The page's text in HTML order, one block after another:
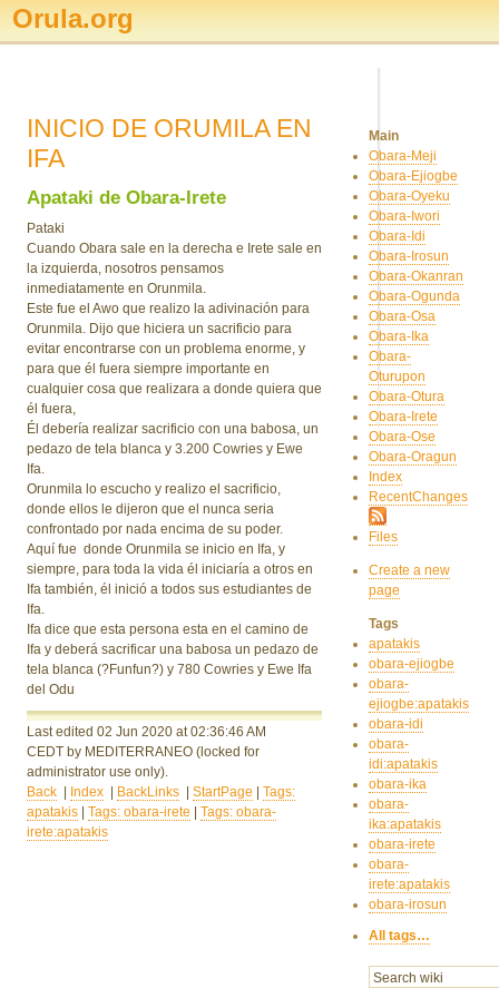
Orula.org
INICIO DE ORUMILA EN
IFA
Apataki de Obara-Irete
Pataki
Cuando Obara sale en la derecha e Irete sale en
la izquierda, nosotros pensamos
inmediatamente en Orunmila.
Este fue el Awo que realizo la adivinación para
Orunmila. Dijo que hiciera un sacrificio para
evitar encontrarse con un problema enorme, y
para que él fuera siempre importante en
cualquier cosa que realizara a donde quiera que
él fuera,
Él debería realizar sacrificio con una babosa, un
pedazo de tela blanca y 3.200 Cowries y Ewe
Ifa.
Orunmila lo escucho y realizo el sacrificio,
donde ellos le dijeron que el nunca seria
confrontado por nada encima de su poder.
Aquí fue donde Orunmila se inicio en Ifa, y
siempre, para toda la vida él iniciaría a otros en
Ifa también, él inició a todos sus estudiantes de
Ifa.
Ifa dice que esta persona esta en el camino de
Ifa y deberá sacrificar una babosa un pedazo de
tela blanca(?Funfun?) y 780 Cowries y Ewe Ifa
del Odu
Last edited 02 Jun 2020at 02:36:46 AM
CEDTby MEDITERRANEO(locked for
administrator use only).
Back | Index | BackLinks |StartPage |Tags:
apatakis |Tags: obara-irete |Tags: obara-
irete:apatakis
Main
Obara-Meji
Obara-Ejiogbe
Obara-Oyeku
Obara-Iwori
Obara-Idi
Obara-Irosun
Obara-Okanran
Obara-Ogunda
Obara-Osa
Obara-Ika
Obara-
Oturupon
Obara-Otura
Obara-Irete
Obara-Ose
Obara-Oragun
Index
RecentChanges
Files
Create a new
page
Tags
apatakis
obara-ejiogbe
obara-
ejiogbe:apatakis
obara-idi
obara-
idi:apatakis
obara-ika
obara-
ika:apatakis
obara-irete
obara-
irete:apatakis
obara-irosun
All tags…